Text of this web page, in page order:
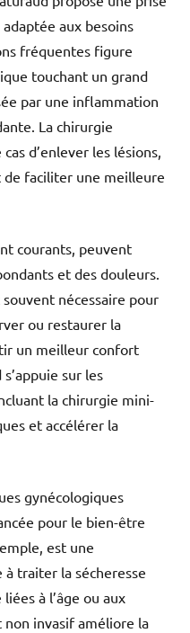
aux besoins
fréquentes figure
touchant un grand
par une inflammation
La chirurgie
d’enlever les lésions,
de faciliter une meilleure
courants, peuvent
et des douleurs.
nécessaire pour
ou restaurer la
un meilleur confort
sur les
la chirurgie mini-
et accélérer la
gynécologiques
pour le bien-être
est une
traiter la sécheresse
à l’âge ou aux
invasif améliore la